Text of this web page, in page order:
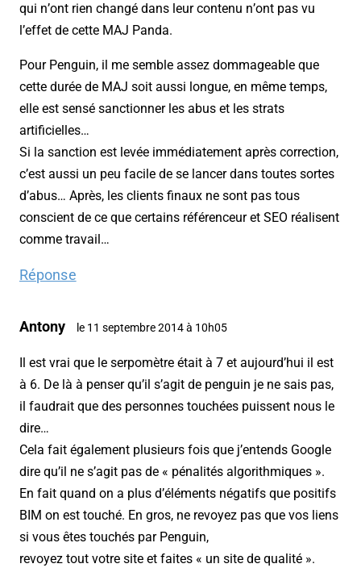
qui n’ont rien changé dans leur contenu n’ont pas vu
l’effet de cette MAJ Panda.
Pour Penguin, il me semble assez dommageable que
cette durée de MAJ soit aussi longue, en même temps,
elle est sensé sanctionner les abus et les strats
artificielles…
Si la sanction est levée immédiatement après correction,
c’est aussi un peu facile de se lancer dans toutes sortes
d’abus… Après, les clients finaux ne sont pas tous
conscient de ce que certains référenceur et SEO réalisent
comme travail…
Réponse
Antony le 11 septembre 2014 à 10h05
Il est vrai que le serpomètre était à 7 et aujourd’hui il est
à 6. De là à penser qu’il s’agit de penguin je ne sais pas,
il faudrait que des personnes touchées puissent nous le
dire…
Cela fait également plusieurs fois que j’entends Google
dire qu’il ne s’agit pas de « pénalités algorithmiques ».
En fait quand on a plus d’éléments négatifs que positifs
BIM on est touché. En gros, ne revoyez pas que vos liens
si vous êtes touchés par Penguin,
revoyez tout votre site et faites « un site de qualité ».